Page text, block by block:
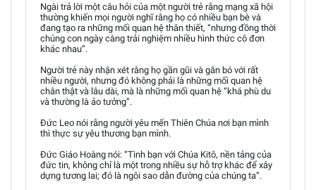
Ngài trả lời một câu hỏi của một người trẻ rằng mạng xã hội
thường khiến mọi người nghĩ rằng họ có nhiều bạn bè và
đang tạo ra những mối quan hệ thân thiết, “nhưng đồng thời
chúng con ngày càng trải nghiệm nhiều hình thức cô đơn
khác nhau”.
Người trẻ này nhận xét rằng họ gần gũi và gắn bó với rất
nhiều người, nhưng đó không phải là những mối quan hệ
chân thật và lâu dài, mà là những mối quan hệ “khá phù du
và thường là ảo tưởng”.
Đức Leo nói rằng người yêu mến Thiên Chúa nơi bạn mình
thì thực sự yêu thương bạn mình.
Đức Giáo Hoàng nói: “Tình bạn với Chúa Kitô, nền tảng của
đức tin, không chỉ là một trong nhiều sự hỗ trợ khác để xây
dựng tương lai; đó là ngôi sao dẫn đường của chúng ta”.